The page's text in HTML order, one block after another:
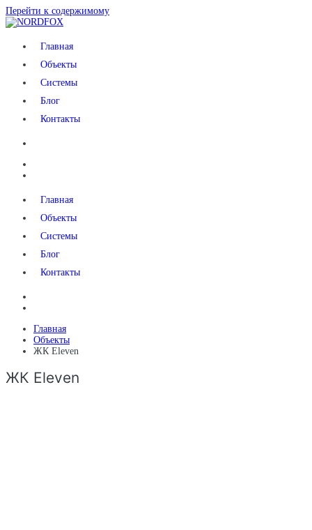
Перейти к содержимому
NORDFOXГлавная
Объекты
Системы
Блог
Контакты
Главная
Объекты
Системы
Блог
Контакты
Главная
Объекты
ЖК Eleven
ЖК Eleven